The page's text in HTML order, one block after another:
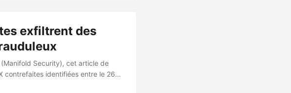
exfiltrent des
Security), cet article de
contrefaites identifiées entre le 26
nouvellement enregistré